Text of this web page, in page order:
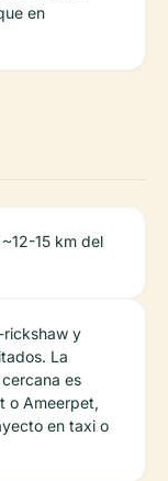
en
15 km del
y
La
es
o Ameerpet,
en taxi o